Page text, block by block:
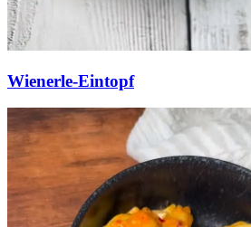
Wienerle-Eintopf